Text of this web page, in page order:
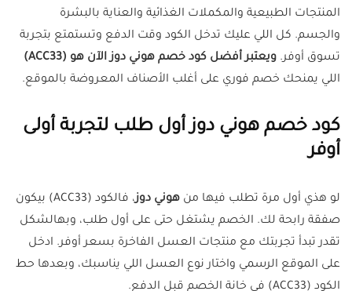
المنتجات الطبيعية والمكملات الغذائية والعناية بالبشرة
والجسم. كل اللي عليك تدخل الكود وقت الدفع وتستمتع بتجربة
تسوق أوفر. ويعتبر أفضل كود خصم هوني دوز الآن هو (ACC33)
اللي يمنحك خصم فوري على أغلب الأصناف المعروضة بالموقع.
كود خصم هوني دوز أول طلب لتجربة أولى
أوفر
لو هذي أول مرة تطلب فيها من هوني دوز
، فالكود (ACC33) بيكون
صفقة رابحة لك. الخصم يشتغل حتى على أول طلب، وبهالشكل
تقدر تبدأ تجربتك مع منتجات العسل الفاخرة بسعر أوفر. ادخل
على الموقع الرسمي واختار نوع العسل اللي يناسبك، وبعدها حط
الكود (ACC33) في خانة الخصم قبل الدفع.